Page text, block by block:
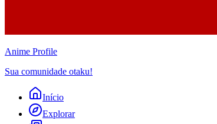
Anime Profile
Sua comunidade otaku!
Início
Explorar